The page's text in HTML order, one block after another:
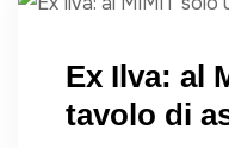
Ex Ilva: al
tavolo di